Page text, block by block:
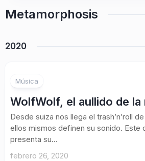
Metamorphosis
2020
Música
WolfWolf, el aullido de
Desde suiza nos llega el trash’n’roll
ellos mismos definen su sonido. Este
presenta su...
febrero 26, 2020